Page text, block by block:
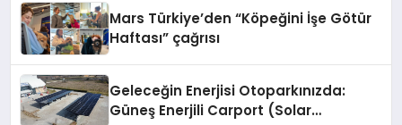
Mars Türkiye’den “Köpeğini İşe Götür
Haftası” çağrısı
Geleceğin Enerjisi Otoparkınızda:
Güneş Enerjili Carport (Solar